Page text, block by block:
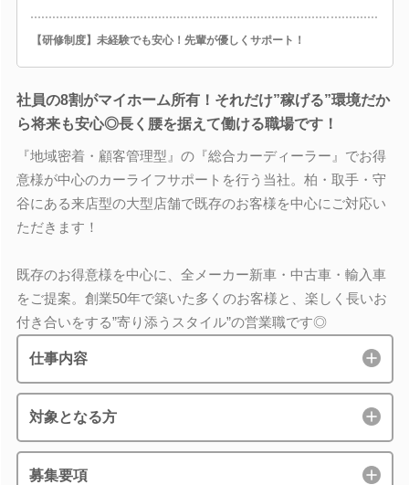
【研修制度】未経験でも安心！先輩が優しくサポート！
社員の8割がマイホーム所有！それだけ”稼げる”環境だか
ら将来も安心◎長く腰を据えて働ける職場です！
『地域密着・顧客管理型』の『総合カーディーラー』でお得
意様が中心のカーライフサポートを行う当社。柏・取手・守
谷にある来店型の大型店舗で既存のお客様を中心にご対応い
ただきます！
既存のお得意様を中心に、全メーカー新車・中古車・輸入車
をご提案。創業50年で築いた多くのお客様と、楽しく長いお
付き合いをする”寄り添うスタイル”の営業職です◎
仕事内容
対象となる方
募集要項